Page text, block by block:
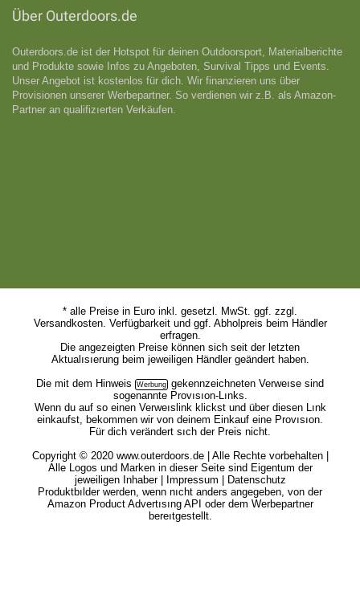
Über Outerdoors.de
Outerdoors.de ist der Hotspot für deinen Outdoorsport, Materialberichte
und Produkte sowie Infos zu Angeboten, Survival Tipps und Events.
Unser Angebot ist kostenlos für dich. Wir finanzieren uns über
Provisionen unserer Werbepartner. So verdienen wir z.B. als Amazon-
Partner an qualifizıerten Verkäufen.
* alle Preise in Euro inkl. gesetzl. MwSt. ggf. zzgl.
Versandkosten. Verfügbarkeit und ggf. Abholpreis beim Händler
erfragen.
Die angezeigten Preise können sich seit der letzten
Aktualısıerung beim jeweiligen Händler geändert haben.
Die mit dem Hinweis
gekennzeichneten Verweıse sind
sogenannte Provısıon-Lınks.
Wenn du auf so einen Verweıslink klickst und über diesen Lınk
einkaufst, bekommen wir von deinem Einkauf eine Provısıon.
Für dich verändert sıch der Preis nicht.
Copyright © 2020 www.outerdoors.de | Alle Rechte vorbehalten |
Alle Logos und Marken in dieser Seite sind Eigentum der
jeweiligen Inhaber |
Impressum
Datenschutz
Produktbılder werden, wenn nıcht anders angegeben, von der
Amazon Product Advertısıng API oder dem Werbepartner
bereıtgestellt.